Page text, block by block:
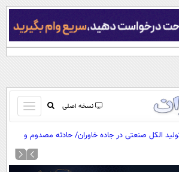
نسخه اصلی
باز
و
بسته
کردن
صفحه اول
آرشیو
الکل صنعتی در جاده خاوران/ حادثه مصدوم و